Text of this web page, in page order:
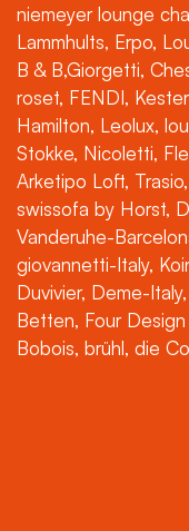
niemeyer lounge
Lammhults, Erpo,
B & B,Giorgetti,
roset, FENDI,
Hamilton, Leolux,
Stokke, Nicoletti,
Arketipo Loft,
swissofa by Horst,
Vanderuhe-
giovannetti-Italy,
Duvivier, Deme-
Betten, Four
Bobois, brühl, die